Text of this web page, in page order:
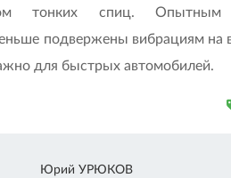
тонких спиц. Опытным
подвержены вибрациям на
для быстрых автомобилей.
Юрий УРЮКОВ